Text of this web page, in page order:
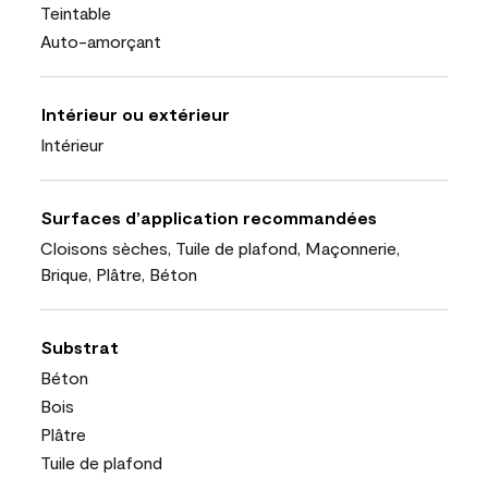
Teintable
Auto-amorçant
Intérieur ou extérieur
Intérieur
Surfaces d’application recommandées
Cloisons sèches, Tuile de plafond, Maçonnerie,
Brique, Plâtre, Béton
Substrat
Béton
Bois
Plâtre
Tuile de plafond